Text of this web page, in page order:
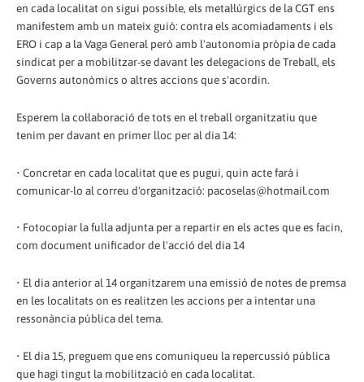
en cada localitat on sigui possible, els metal·lúrgics de la CGT ens
manifestem amb un mateix guió: contra els acomiadaments i els
ERO i cap a la Vaga General però amb l'autonomia pròpia de cada
sindicat per a mobilitzar-se davant les delegacions de Treball, els
Governs autonòmics o altres accions que s'acordin.
Esperem la col·laboració de tots en el treball organitzatiu que
tenim per davant en primer lloc per al dia 14:
• Concretar en cada localitat que es pugui, quin acte farà i
comunicar-lo al correu d'organització: pacoselas@hotmail.com
• Fotocopiar la fulla adjunta per a repartir en els actes que es facin,
com document unificador de l'acció del dia 14
• El dia anterior al 14 organitzarem una emissió de notes de premsa
en les localitats on es realitzen les accions per a intentar una
ressonància pública del tema.
• El dia 15, preguem que ens comuniqueu la repercussió pública
que hagi tingut la mobilització en cada localitat.